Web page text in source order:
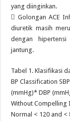
yang diinginkan.
 Golongan ACE
diuretik masih
dengan
jantung.
Tabel 1. Klasifikasi
BP Classification SBP
(mmHg)* DBP
Without Compelling
Normal < 120 and <